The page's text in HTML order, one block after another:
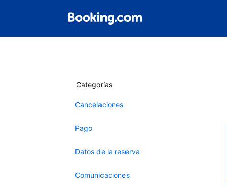
Categorías
Cancelaciones
Pago
Datos de la reserva
Comunicaciones